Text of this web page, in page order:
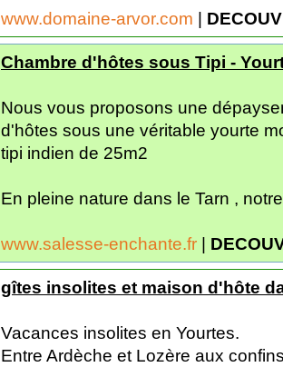
www.domaine-arvor.com |
Chambre d'hôtes sous Tipi -
Nous vous proposons une
d'hôtes sous une véritable yourte
tipi indien de 25m2
En pleine nature dans le Tarn ,
www.salesse-enchante.fr |
gîtes insolites et maison d'hôte
Vacances insolites en Yourtes.
Entre Ardèche et Lozère aux